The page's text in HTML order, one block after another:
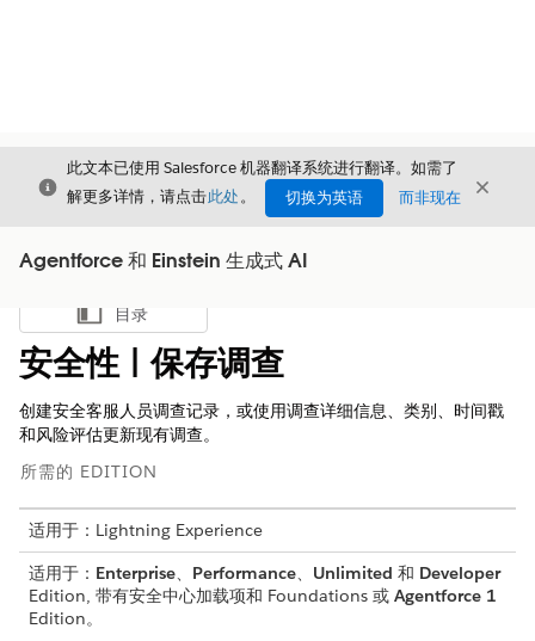
关闭
此文本已使用 Salesforce 机器翻译系统进行翻译。如需了
解更多详情，请点击此处。 切换为英语 而非现在 关闭
Agentforce 和 Einstein 生成式 AI
显示目录
目录
安全性 | 保存调查
创建安全客服人员调查记录，或使用调查详细信息、类别、时间戳
和风险评估更新现有调查。
所需的 EDITION
适用于：Lightning Experience
适用于： Enterprise、 Performance、 Unlimited 和 Developer
Edition, 带有安全中心加载项和 Foundations 或 Agentforce 1
Edition。